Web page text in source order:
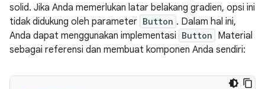
solid. Jika Anda memerlukan latar belakang gradien, opsi ini
tidak didukung oleh parameter Button . Dalam hal ini,
Anda dapat menggunakan implementasi Button Material
sebagai referensi dan membuat komponen Anda sendiri: